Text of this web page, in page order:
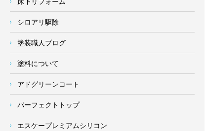
シロアリ駆除
塗装職人ブログ
塗料について
アドグリーンコート
パーフェクトトップ
エスケープレミアムシリコン